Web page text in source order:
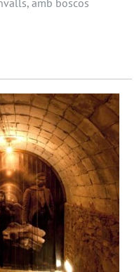
amb boscos